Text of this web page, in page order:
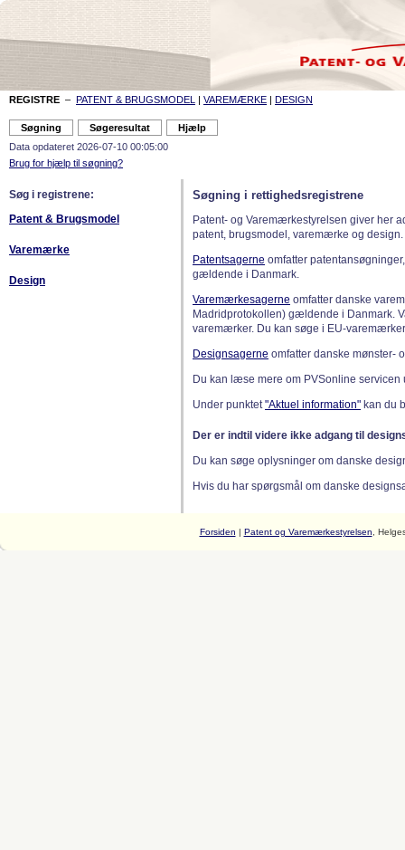
REGISTRE – PATENT & BRUGSMODEL | VAREMÆRKE | DESIGN
Data opdateret 2026-07-10 00:05:00
Brug for hjælp til søgning?
Søg i registrene:
Patent & Brugsmodel
Varemærke
Design
Søgning i rettighedsregistrene
Patent- og Varemærkestyrelsen giver her
patent, brugsmodel, varemærke og design.
Patentsagerne omfatter
gældende i Danmark.
Varemærkesagerne omfatter danske
Madridprotokollen) gældende i Danmark.
varemærker. Du kan søge i EU-
Designsagerne omfatter danske mønster-
Du kan læse mere om PVSonline
Under punktet"Aktuel information" kan du
Der er indtil videre ikke adgang til
Du kan søge oplysninger om danske
Hvis du har spørgsmål om danske
Forsiden | Patent og Varemærkestyrelsen ,